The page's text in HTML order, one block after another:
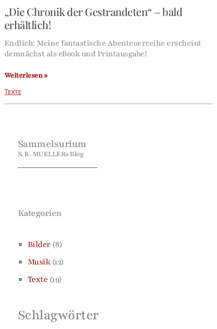
„Die Chronik der Gestrandeten“ – bald
erhältlich!
Endlich: Meine fantastische Abenteuerreihe erscheint
demnächst als eBook und Printausgabe!
„Die
der
Gestrandeten“
Weiterlesen »
Texte
Sammelsurium
S. R. MUELLERs Blog
Kategorien
Bilder(8)
Musik(12)
Texte (19)
Schlagwörter